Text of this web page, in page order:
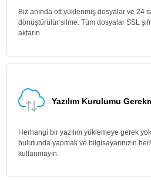
Biz anında ott yüklenmiş dosyalar ve 24
dönüştürülür silme. Tüm dosyalar SSL
aktarın.
Yazılım Kurulumu
Herhangi bir yazılım yüklemeye gerek
bulutunda yapmak ve bilgisayarınızın
kullanmayın.